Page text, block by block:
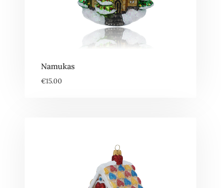
Namukas
€15.00